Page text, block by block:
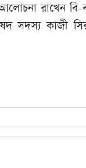
আলোচনা রাখেন
সদস্য কাজী